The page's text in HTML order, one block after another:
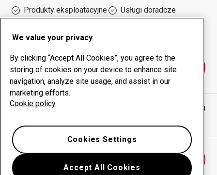
Produkty eksploatacyjne
Usługi doradcze
sprawności urządzeń
Skontaktuj się z nami
HEAVY EQUIPMENT REPAIR LTD.
witryna internetowa
We value your privacy
By clicking “Accept All Cookies”, you agree to the
storing of cookies on your device to enhance site
navigation, analyze site usage, and assist in our
marketing efforts.
Cookie policy
Accept All Cookies
Cookies Settings